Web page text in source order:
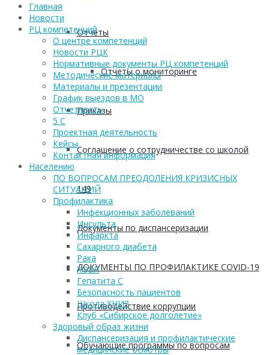
Отчеты
Отчеты о мониторинге
Приказы
Соглашение о сотрудничестве со школой
149
Документы по диспансеризации
ДОКУМЕНТЫ ПО ПРОФИЛАКТИКЕ COVID-19
Противодействие коррупции
Обучающие программы по вопросам
Главная
Новости
РЦ компетенций
О центре компетенций
Новости РЦК
Нормативные документы РЦ компетенций
Методические материалы
Материалы и презентации
График выездов в МО
Отчетность
5 С
Проектная деятельность
Кейсы
Контактная информация
Населению
ПО ВОПРОСАМ ПРЕОДОЛЕНИЯ КРИЗИСНЫХ
СИТУАЦИЙ
Профилактика
Инфекционных заболеваний
Инсульта
Инфаркта
Сахарного диабета
Рака
ХОБЛ
Гепатита С
Безопасность пациентов
Школа ХНИЗ
Клуб «Сибирское долголетие»
Здоровый образ жизни
Диспансеризация и профилактические
медицинские осмотры